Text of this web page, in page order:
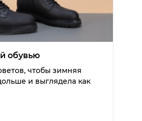
обувью
чтобы зимняя
и выглядела как